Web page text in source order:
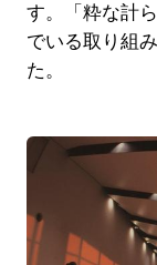
す。「粋な計
でいる取り組
た。